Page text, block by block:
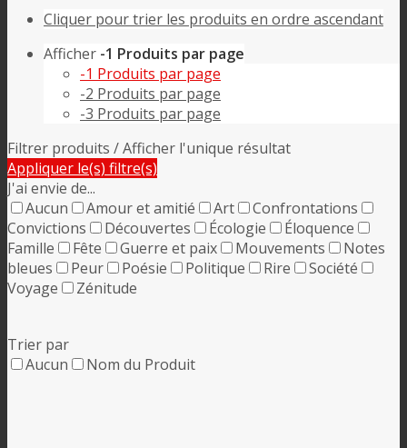
Cliquer pour trier les produits en ordre ascendant
Afficher -1 Produits par page
-1 Produits par page
-2 Produits par page
-3 Produits par page
Filtrer produits / Afficher l'unique résultat
Appliquer le(s) filtre(s)
J'ai envie de...
Aucun
Amour et amitié Art
Confrontations
Convictions
Découvertes Écologie
Éloquence
Famille
Fête Guerre et paix Mouvements
Notes
bleues
Peur Poésie Politique Rire
Société
Voyage
Zénitude
Trier par
Aucun
Nom du Produit